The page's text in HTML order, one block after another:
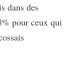
dans des
pour ceux qui